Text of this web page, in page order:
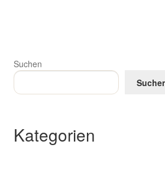
Suchen
Kategorien